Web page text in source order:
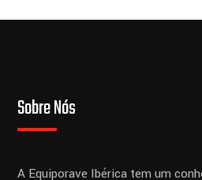
Sobre Nós
A Equiporave Ibérica tem um